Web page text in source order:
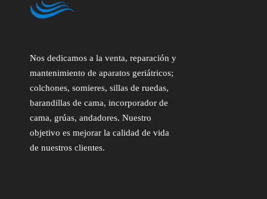
Nos dedicamos a la venta, reparación y
mantenimiento de aparatos geriátricos;
colchones, somieres, sillas de ruedas,
barandillas de cama, incorporador de
cama, grúas, andadores. Nuestro
objetivo es mejorar la calidad de vida
de nuestros clientes.